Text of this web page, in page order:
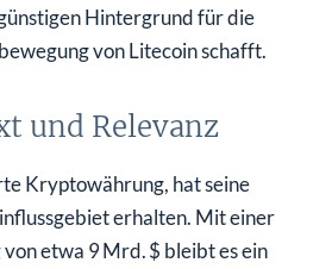
Hintergrund für die
von Litecoin schafft.
und Relevanz
Kryptowährung, hat seine
erhalten. Mit einer
etwa 9 Mrd. $ bleibt es ein